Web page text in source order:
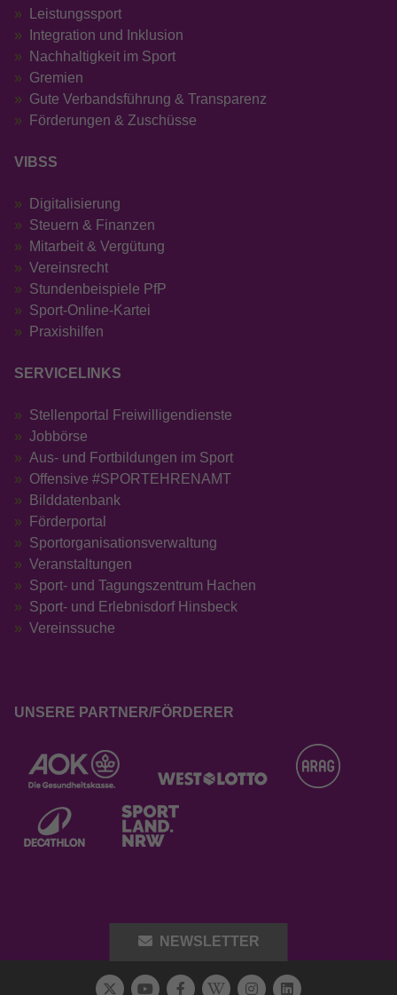
Leistungssport
Integration und Inklusion
Nachhaltigkeit im Sport
Gremien
Gute Verbandsführung & Transparenz
Förderungen & Zuschüsse
VIBSS
Digitalisierung
Steuern & Finanzen
Mitarbeit & Vergütung
Vereinsrecht
Stundenbeispiele PfP
Sport-Online-Kartei
Praxishilfen
SERVICELINKS
Stellenportal Freiwilligendienste
Jobbörse
Aus- und Fortbildungen im Sport
Offensive #SPORTEHRENAMT
Bilddatenbank
Förderportal
Sportorganisationsverwaltung
Veranstaltungen
Sport- und Tagungszentrum Hachen
Sport- und Erlebnisdorf Hinsbeck
Vereinssuche
UNSERE PARTNER/FÖRDERER
NEWSLETTER